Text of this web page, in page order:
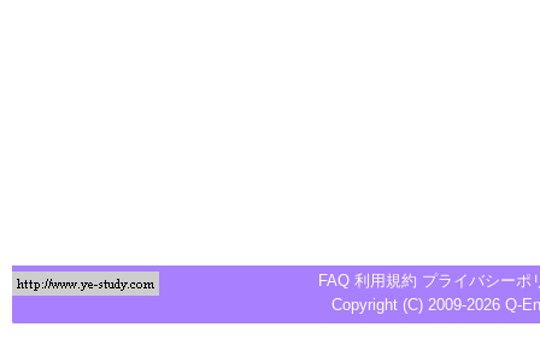
FAQ 利用規約 プライバシーポ
Copyright (C) 2009-2026 Q-